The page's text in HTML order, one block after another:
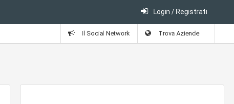
Login / Registrati
Il Social Network Trova Aziende